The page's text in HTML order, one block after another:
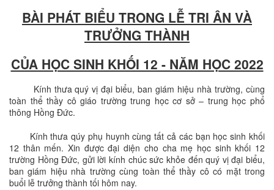
BÀI PHÁT BIỂU TRONG LỄ TRI ÂN VÀ
TRƯỞNG THÀNH
CỦA HỌC SINH KHỐI 12 ­- NĂM HỌC 2022
Kính thưa quý vị đại biểu, ban giám hiệu nhà trường, cùng
toàn thể thầy cô giáo trường trung học cơ sở – trung học phổ
thông Hồng Đức.
Kính thưa qúy phụ huynh cùng tất cả các bạn học sinh khối
12 thân mến. Xin được đại diện cho cha mẹ học sinh khối 12
trường Hồng Đức, gửi lời kính chúc sức khỏe đến quý vị đại biểu,
ban giám hiệu nhà trường cùng toàn thể thầy cô có mặt trong
buổi lễ trưởng thành tối hôm nay.